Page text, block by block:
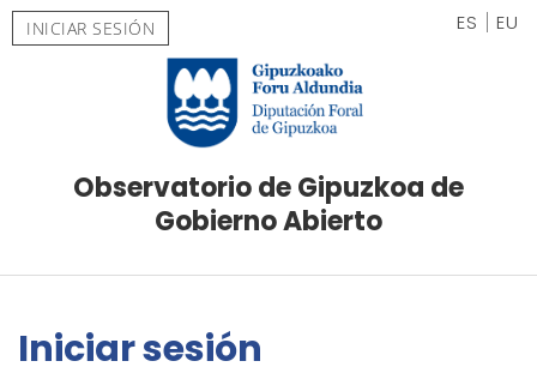
INICIAR SESIÓN ES EU
Observatorio de Gipuzkoa de
Gobierno Abierto
Iniciar sesión